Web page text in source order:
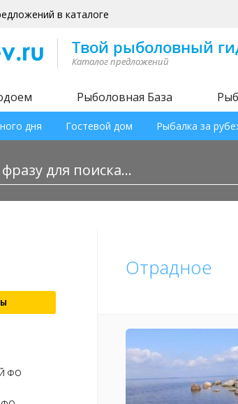
в каталоге
Рыболовная База
дня Гостевой дом Рыбалка за
ФО
Отрадное